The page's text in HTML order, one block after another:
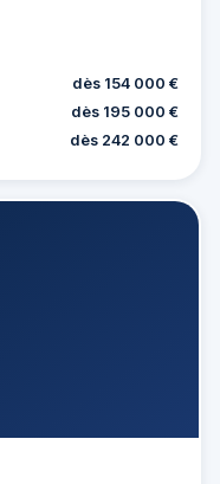
dès 154 000 €
dès 195 000 €
dès 242 000 €